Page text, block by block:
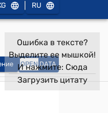
RU
OPEN DATA
Ошибка в тексте?
Выделите ее мышкой!
И нажмите: Сюда
Загрузить цитату